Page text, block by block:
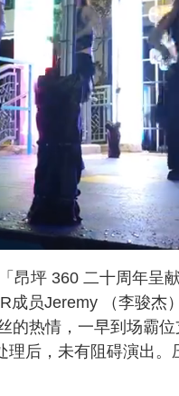
昂坪 360 二十周年呈
员Jeremy （李骏杰
的热情，一早到场霸
理后，未有阻碍演出